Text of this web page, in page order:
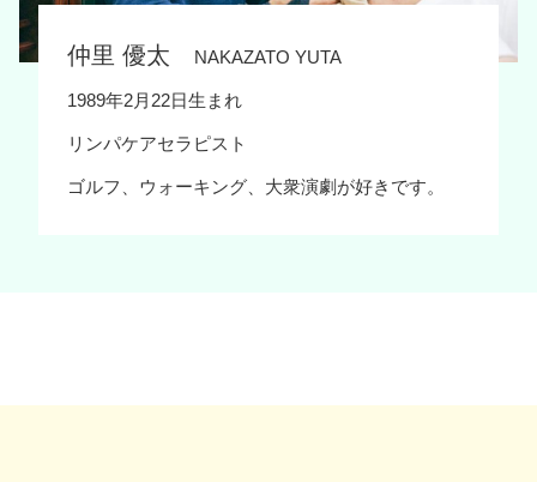
仲里 優太 NAKAZATO YUTA
1989年2月22日生まれ
リンパケアセラピスト
ゴルフ、ウォーキング、大衆演劇が好きです。